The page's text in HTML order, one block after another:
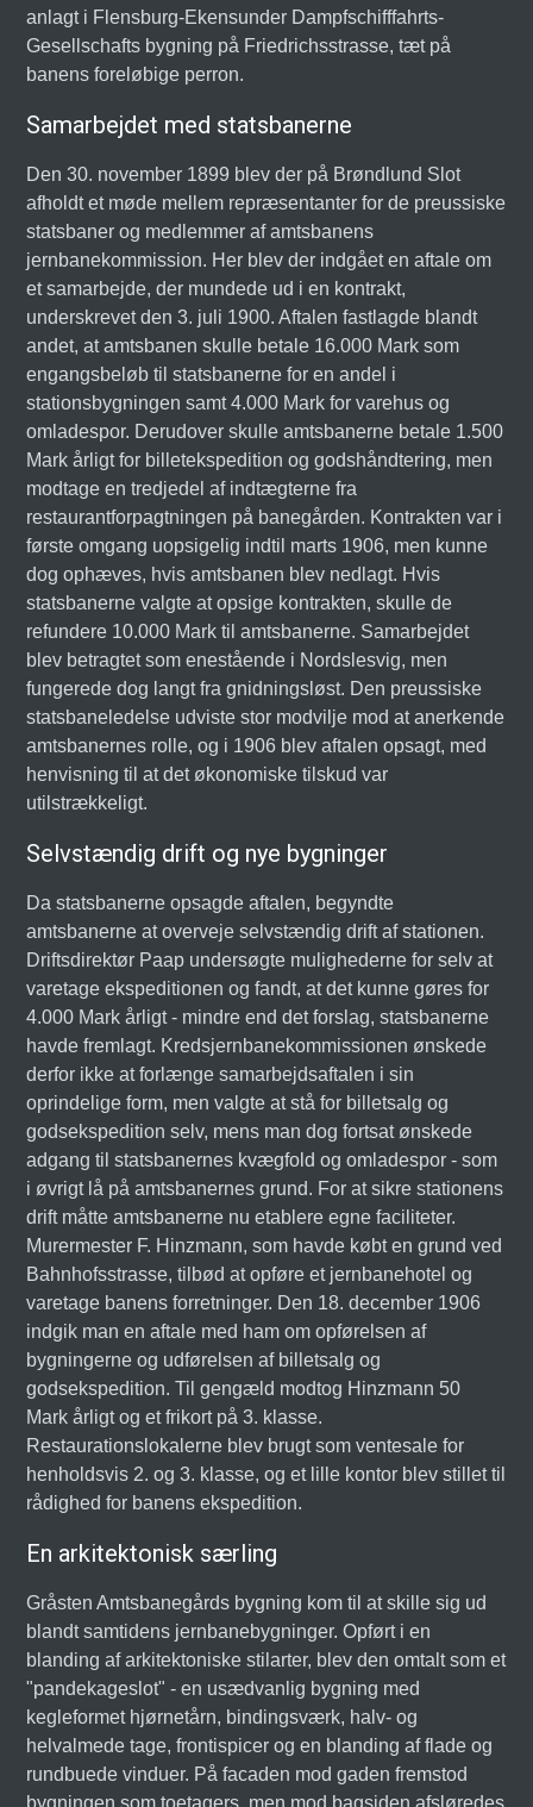
anlagt i Flensburg-Ekensunder Dampfschifffahrts-
Gesellschafts bygning på Friedrichsstrasse, tæt på
banens foreløbige perron.
Samarbejdet med statsbanerne
Den 30. november 1899 blev der på Brøndlund Slot
afholdt et møde mellem repræsentanter for de preussiske
statsbaner og medlemmer af amtsbanens
jernbanekommission. Her blev der indgået en aftale om
et samarbejde, der mundede ud i en kontrakt,
underskrevet den 3. juli 1900. Aftalen fastlagde blandt
andet, at amtsbanen skulle betale 16.000 Mark som
engangsbeløb til statsbanerne for en andel i
stationsbygningen samt 4.000 Mark for varehus og
omladespor. Derudover skulle amtsbanerne betale 1.500
Mark årligt for billetekspedition og godshåndtering, men
modtage en tredjedel af indtægterne fra
restaurantforpagtningen på banegården. Kontrakten var i
første omgang uopsigelig indtil marts 1906, men kunne
dog ophæves, hvis amtsbanen blev nedlagt. Hvis
statsbanerne valgte at opsige kontrakten, skulle de
refundere 10.000 Mark til amtsbanerne. Samarbejdet
blev betragtet som enestående i Nordslesvig, men
fungerede dog langt fra gnidningsløst. Den preussiske
statsbaneledelse udviste stor modvilje mod at anerkende
amtsbanernes rolle, og i 1906 blev aftalen opsagt, med
henvisning til at det økonomiske tilskud var
utilstrækkeligt.
Selvstændig drift og nye bygninger
Da statsbanerne opsagde aftalen, begyndte
amtsbanerne at overveje selvstændig drift af stationen.
Driftsdirektør Paap undersøgte mulighederne for selv at
varetage ekspeditionen og fandt, at det kunne gøres for
4.000 Mark årligt - mindre end det forslag, statsbanerne
havde fremlagt. Kredsjernbanekommissionen ønskede
derfor ikke at forlænge samarbejdsaftalen i sin
oprindelige form, men valgte at stå for billetsalg og
godsekspedition selv, mens man dog fortsat ønskede
adgang til statsbanernes kvægfold og omladespor - som
i øvrigt lå på amtsbanernes grund. For at sikre stationens
drift måtte amtsbanerne nu etablere egne faciliteter.
Murermester F. Hinzmann, som havde købt en grund ved
Bahnhofsstrasse, tilbød at opføre et jernbanehotel og
varetage banens forretninger. Den 18. december 1906
indgik man en aftale med ham om opførelsen af
bygningerne og udførelsen af billetsalg og
godsekspedition. Til gengæld modtog Hinzmann 50
Mark årligt og et frikort på 3. klasse.
Restaurationslokalerne blev brugt som ventesale for
henholdsvis 2. og 3. klasse, og et lille kontor blev stillet til
rådighed for banens ekspedition.
En arkitektonisk særling
Gråsten Amtsbanegårds bygning kom til at skille sig ud
blandt samtidens jernbanebygninger. Opført i en
blanding af arkitektoniske stilarter, blev den omtalt som et
"pandekageslot" - en usædvanlig bygning med
kegleformet hjørnetårn, bindingsværk, halv- og
helvalmede tage, frontispicer og en blanding af flade og
rundbuede vinduer. På facaden mod gaden fremstod
bygningen som toetagers, men mod bagsiden afsløredes